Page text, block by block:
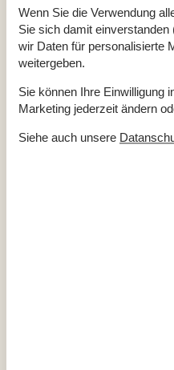
Hausinfo.
Annexgrösse 23 m²
Anzahl Erw. 6
Anzahl Haustiere 1
Baujahr 1971
Grundstücksgröße 1204 m²
Hausareal 67 m²
Entfernungen
Wenn Sie die Verwendung
Sie sich damit
wir Daten für personalisierte
weitergeben.
Sie können Ihre Einwilligung
Marketing jederzeit ändern
Siehe auch unsere